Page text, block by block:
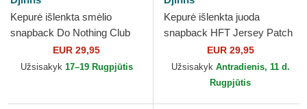
Kepurė išlenkta smėlio
snapback Do Nothing Club
HFT DNC 30th Djinns
EUR 29,95
Užsisakyk 17–19 Rugpjūtis
Kepurė išlenkta juoda
snapback HFT Jersey Patch
EUR 29,95
Užsisakyk Antradienis, 11 d.
Rugpjūtis